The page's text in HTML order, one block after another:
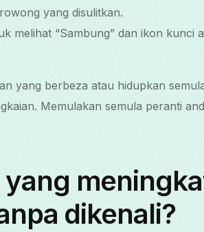
yang disulitkan.
melihat “Sambung” dan ikon kunci
yang berbeza atau hidupkan
Memulakan semula peranti
yang
dikenali?